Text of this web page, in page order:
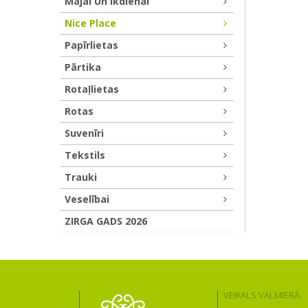
Nice Place
Papīrlietas
Pārtika
Rotaļlietas
Rotas
Suvenīri
Tekstils
Trauki
Veselībai
ZIRGA GADS 2026
VEIKALS VALMIERĀ: